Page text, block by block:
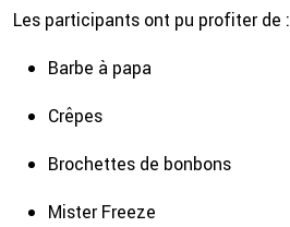
Les participants ont pu profiter de :
Barbe à papa
Crêpes
Brochettes de bonbons
Mister Freeze